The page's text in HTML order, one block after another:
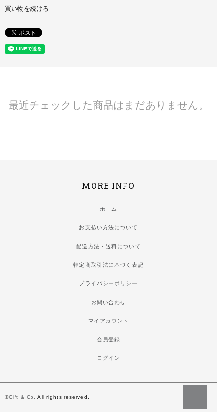
買い物を続ける
最近チェックした商品はまだありません。
MORE INFO
ホーム
お支払い方法について
配送方法・送料について
特定商取引法に基づく表記
プライバシーポリシー
お問い合わせ
マイアカウント
会員登録
ログイン
©Gift & Co. All rights reserved.